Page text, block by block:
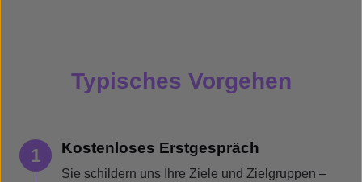
Typisches Vorgehen
1 Kostenloses Erstgespräch
Sie schildern uns Ihre Ziele und Zielgruppen –